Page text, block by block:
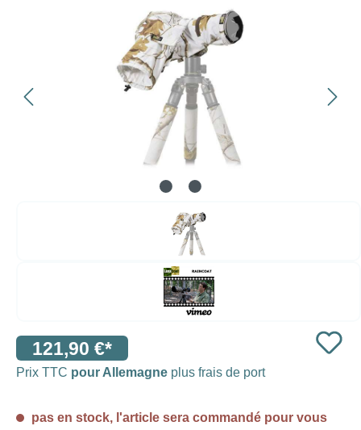
121,90 €*
Prix TTC pour Allemagne plus frais de port
pas en stock, l'article sera commandé pour vous